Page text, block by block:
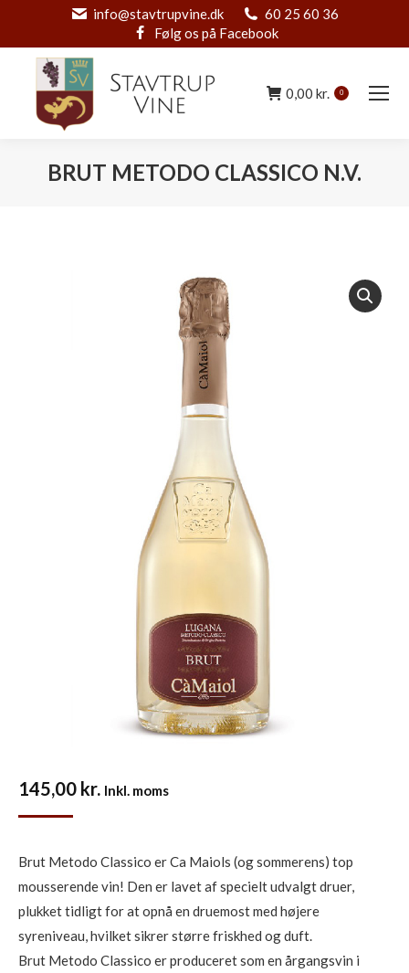
info@stavtrupvine.dk
60 25 60 36
Følg os på Facebook
0,00 kr. 0
BRUT METODO CLASSICO N.V.
145,00 kr. Inkl. moms
Brut Metodo Classico er Ca Maiols (og sommerens) top
mousserende vin! Den er lavet af specielt udvalgt druer,
plukket tidligt for at opnå en druemost med højere
syreniveau, hvilket sikrer større friskhed og duft.
Brut Metodo Classico er produceret som en årgangsvin i